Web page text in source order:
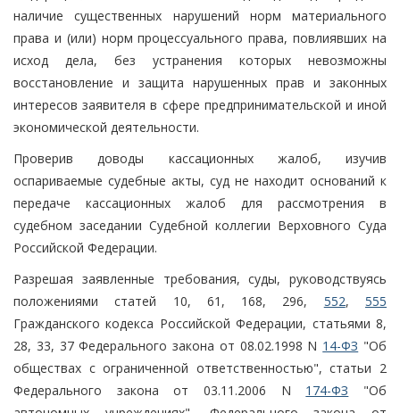
наличие существенных нарушений норм материального
права и (или) норм процессуального права, повлиявших на
исход дела, без устранения которых невозможны
восстановление и защита нарушенных прав и законных
интересов заявителя в сфере предпринимательской и иной
экономической деятельности.
Проверив доводы кассационных жалоб, изучив
оспариваемые судебные акты, суд не находит оснований к
передаче кассационных жалоб для рассмотрения в
судебном заседании Судебной коллегии Верховного Суда
Российской Федерации.
Разрешая заявленные требования, суды, руководствуясь
положениями статей 10, 61, 168, 296, 552,555
Гражданского кодекса Российской Федерации, статьями 8,
28, 33, 37 Федерального закона от 08.02.1998 N 14-ФЗ "Об
обществах с ограниченной ответственностью", статьи 2
Федерального закона от 03.11.2006 N 174-ФЗ "Об